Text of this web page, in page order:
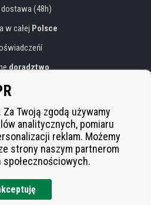
dostawa (48h)
w całej Polsce
doradztwo
podejście
Heureka
płatności online
Twoją zgodą używamy
analitycznych, pomiaru
reklam. Możemy
strony naszym partnerom